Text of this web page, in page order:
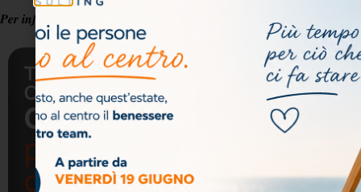
𝑷𝒆𝒓 𝒊𝒏𝒇𝒐𝒓𝒎𝒂𝒛𝒊𝒐𝒏i 𝒔𝒄𝒓𝒊𝒗𝒆𝒓𝒆 𝒂 𝒎𝒊𝒄𝒉𝒆𝒍𝒂.𝒕𝒖𝒊𝒂@𝒕𝒊𝒆𝒎𝒎𝒆𝒄𝒐𝒏𝒔𝒖𝒍𝒕𝒊𝒏𝒈.𝒄𝒐𝒎
Ti. Emme.
Consulting
Contattaci
per
costruire
Iscriviti alla
nostra
Resta aggiornato